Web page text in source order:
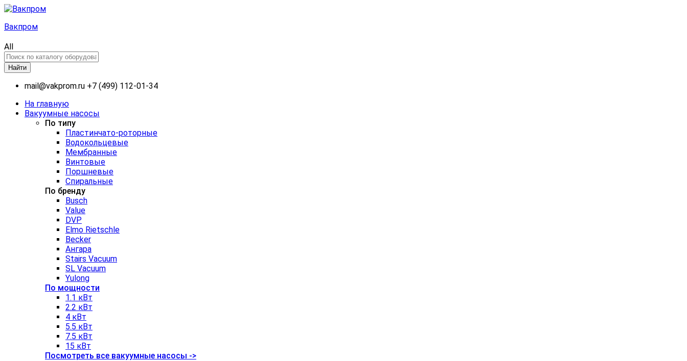
Вакпром
All
Найти
mail@vakprom.ru +7 (499) 112-01-34
На главную
Вакуумные насосы
По типу
Пластинчато-роторные
Водокольцевые
Мембранные
Винтовые
Поршневые
Спиральные
По бренду
Busch
Value
DVP
Elmo Rietschle
Becker
Ангара
Stairs Vacuum
SL Vacuum
Yulong
По мощности
1.1 кВт
2.2 кВт
4 кВт
5.5 кВт
7.5 кВт
15 кВт
Посмотреть все вакуумные насосы ->